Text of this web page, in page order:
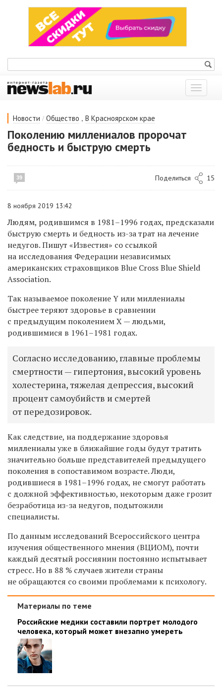
Показать
меню
Новости / Общество , В Красноярском крае
Поколению миллениалов пророчат
бедность и быструю смерть
39 Поделиться 15
8 ноября 2019 13:42
Людям, родившимся в 1981–1996 годах, предсказали
быструю смерть и бедность из-за трат на лечение
недугов. Пишут «Известия» со ссылкой
на исследования Федерации независимых
американских страховщиков Blue Cross Blue Shield
Association.
Так называемое поколение Y или миллениалы
быстрее теряют здоровье в сравнении
с предыдущим поколением Х — людьми,
родившимися в 1961–1981 годах.
Согласно исследованию, главные проблемы
смертности — гипертония, высокий уровень
холестерина, тяжелая депрессия, высокий
процент самоубийств и смертей
от передозировок.
Как следствие, на поддержание здоровья
миллениалы уже в ближайшие годы будут тратить
значительно больше представителей предыдущего
поколения в сопоставимом возрасте. Люди,
родившиеся в 1981–1996 годах, не смогут работать
с должной эффективностью, некоторым даже грозит
безработица из-за недугов, подытожили
специалисты.
По данным исследований Всероссийского центра
изучения общественного мнения (ВЦИОМ), почти
каждый десятый россиянин постоянно испытывает
стресс. Но в 88 % случаев жители страны
не обращаются со своими проблемами к психологу.
Материалы по теме
Российские медики составили портрет молодого
человека, который может внезапно умереть